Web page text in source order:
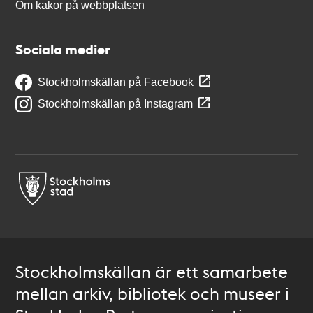
Om kakor på webbplatsen
Sociala medier
Stockholmskällan på Facebook
Stockholmskällan på Instagram
Stockholmskällan är ett samarbete
mellan arkiv, bibliotek och museer i